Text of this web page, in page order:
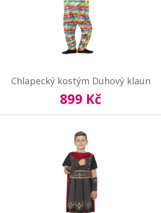
Chlapecký kostým Duhový klaun
899 Kč